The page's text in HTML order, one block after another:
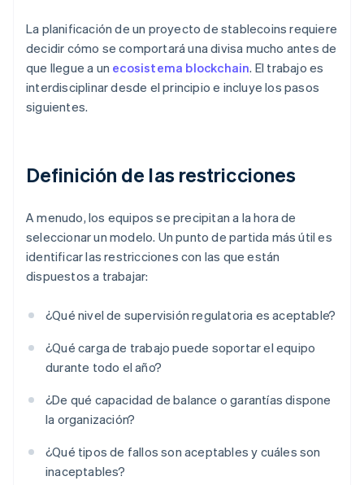
La planificación de un proyecto de stablecoins requiere
decidir cómo se comportará una divisa mucho antes de
que llegue a un ecosistema blockchain. El trabajo es
interdisciplinar desde el principio e incluye los pasos
siguientes.
Definición de las restricciones
A menudo, los equipos se precipitan a la hora de
seleccionar un modelo. Un punto de partida más útil es
identificar las restricciones con las que están
dispuestos a trabajar:
¿Qué nivel de supervisión regulatoria es aceptable?
¿Qué carga de trabajo puede soportar el equipo
durante todo el año?
¿De qué capacidad de balance o garantías dispone
la organización?
¿Qué tipos de fallos son aceptables y cuáles son
inaceptables?